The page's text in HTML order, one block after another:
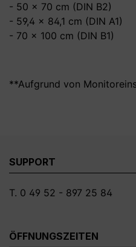
- 50 x 70 cm (DIN B2)
- 59,4 x 84,1 cm (DIN A1)
- 70 x 100 cm (DIN B1)
**Aufgrund von
SUPPORT
T. 0 49 52 - 897 25 84
ÖFFNUNGSZEITEN